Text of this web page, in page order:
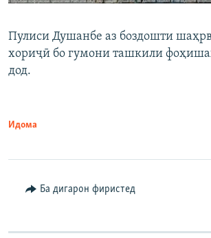
Пулиси Душанбе аз боздошти
хориҷӣ бо гумони ташкили
дод.
Идома
Ба дигарон фиристед